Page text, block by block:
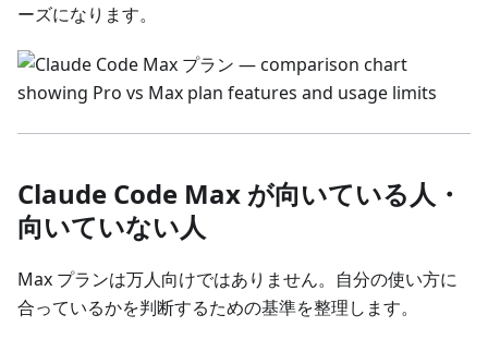
ーズになります。
Claude Code Max が向いている人・
向いていない人
Max プランは万人向けではありません。自分の使い方に
合っているかを判断するための基準を整理します。